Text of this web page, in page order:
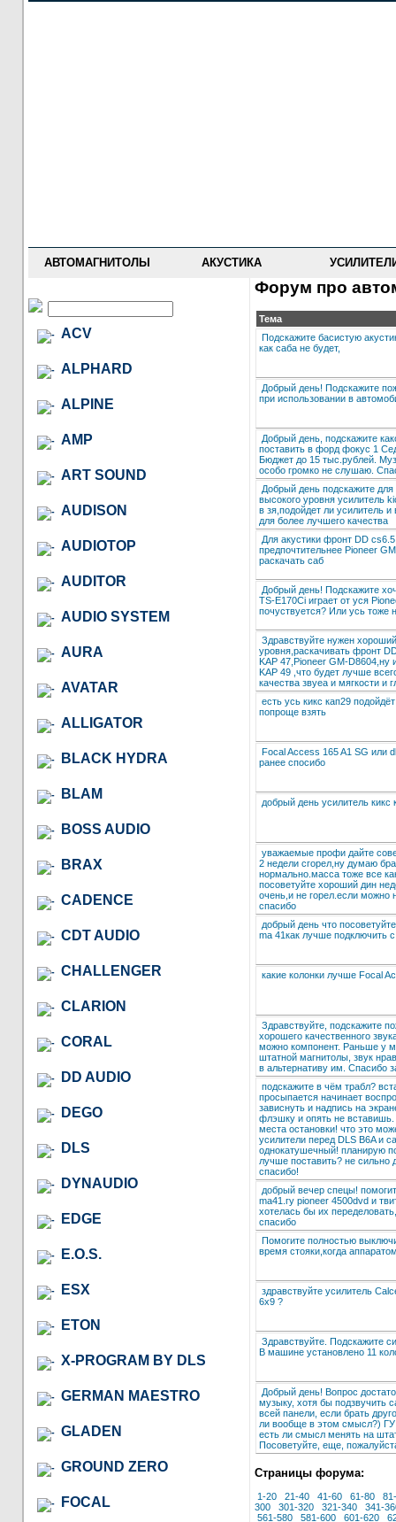
АВТОМАГНИТОЛЫ АКУСТИКА
ACV
ALPHARD
ALPINE
AMP
ART SOUND
AUDISON
AUDIOTOP
AUDITOR
AUDIO SYSTEM
AURA
AVATAR
ALLIGATOR
BLACK HYDRA
BLAM
BOSS AUDIO
BRAX
CADENCE
CDT AUDIO
CHALLENGER
CLARION
CORAL
DD AUDIO
DEGO
DLS
DYNAUDIO
EDGE
E.O.S.
ESX
ETON
X-PROGRAM BY DLS
GERMAN MAESTRO
GLADEN
GROUND ZERO
FOCAL
Форум про
Тема
Подскажите басистую
как саба не будет,
Добрый день! Подскажите
при использовании в
Добрый день, подскажите
поставить в форд фокус 1
Бюджет до 15 тыс.рублей.
особо громко не слушаю.
Добрый день подскажите для
высокого уровня усилитель
в зя,подойдет ли усилитель
для более лучшего качества
Для акустики фронт DD
предпочтительнее Pioneer
раскачать саб
Добрый день! Подскажите
TS-E170Ci играет от уся
почуствуется? Или усь тоже
Здравствуйте нужен
уровня,раскачивать фронт
KAP 47,Pioneer GM-D8604,ну
KAP 49 ,что будет лучше
качества звуеа и мягкости и
есть усь кикс кап29
попроще взять
Focal Access 165 A1 SG или
ранее спосибо
добрый день усилитель
уважаемые профи дайте
2 недели сгорел,ну думаю
нормально.масса тоже все
посоветуйте хороший дин
очень,и не горел.если можно
спасибо
добрый день что
ma 41как лучше подключить
какие колонки лучше Focal
Здравствуйте, подскажите
хорошего качественного
можно компонент. Раньше у
штатной магнитолы, звук
в альтернативу им. Спасибо
подскажите в чём трабл?
просыпается начинает
зависнуть и надпись на
флэшку и опять не вставишь.
места остановки! что это
усилители перед DLS B6A и
однокатушечный! планирую
лучше поставить? не сильно
спасибо!
добрый вечер спецы!
ma41.гу pioneer 4500dvd и
хотелась бы их
спасибо
Помогите полностью
время стояки,когда
здравствуйте усилитель
6x9 ?
Здравствуйте. Подскажите
В машине установлено 11
Добрый день! Вопрос
музыку, хотя бы подзвучить
всей панели, если брать
ли вообще в этом смысл?) ГУ
есть ли смысл менять на
Посоветуйте, еще,
Страницы форума:
1-20 21-40 41-60 61-80
300
301-320 321-340
341-
561-580
581-600 601-620